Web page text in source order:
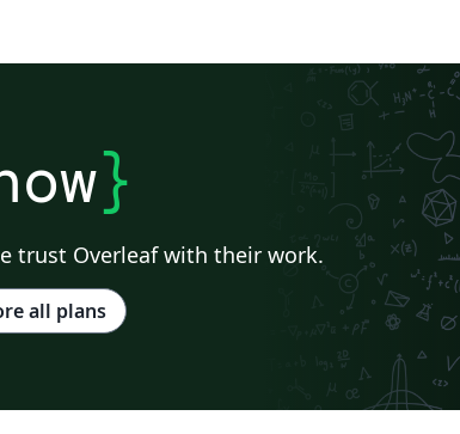
}
trust Overleaf with their work.
all plans